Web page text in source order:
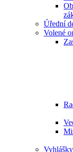
Úřední
Volené